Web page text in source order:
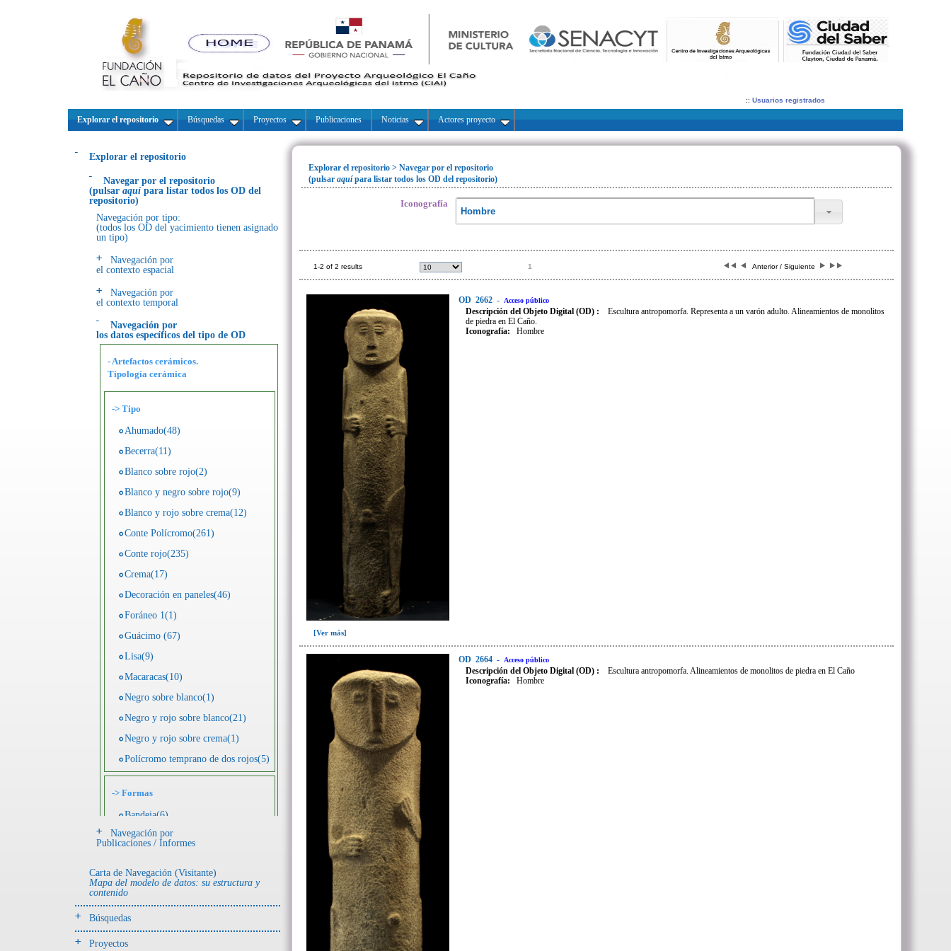
:: Usuarios registrados
Explorar el repositorio Búsquedas Proyectos Publicaciones Noticias Actores proyecto
Explorar el repositorio
Navegar por el repositorio
(pulsar aquí para listar todos los OD del
repositorio)
Navegación por tipo:
(todos los OD del yacimiento tienen asignado
un tipo)
Navegación por
el contexto espacial
Navegación por
el contexto temporal
Navegación por
los datos específicos del tipo de OD
- Artefactos cerámicos.
Tipología cerámica
-> Tipo
Ahumado(48)
Becerra(11)
Blanco sobre rojo(2)
Blanco y negro sobre rojo(9)
Blanco y rojo sobre crema(12)
Conte Polícromo(261)
Conte rojo(235)
Crema(17)
Decoración en paneles(46)
Foráneo 1(1)
Guácimo (67)
Lisa(9)
Macaracas(10)
Negro sobre blanco(1)
Negro y rojo sobre blanco(21)
Negro y rojo sobre crema(1)
Polícromo temprano de dos rojos(5)
-> Formas
Bandeja(6)
Botella(4)
Efigie antropomorfa(24)
Efigie híbrida(2)
Efigie zoomorfa(56)
Navegación por
Publicaciones / Informes
Carta de Navegación (Visitante)
Mapa del modelo de datos: su estructura y
contenido
Búsquedas
Proyectos
Explorar el repositorio > Navegar por el repositorio
(pulsar aquípara listar todos los OD del repositorio)
Iconografía
1-2 of 2 results 1 Anterior / Siguiente
OD 2662 - Acceso público
Descripción del Objeto Digital (OD) :
Escultura antropomorfa. Representa a un varón adulto. Alineamientos de monolitos
de piedra en El Caño.
Iconografía: Hombre
[Ver más]
OD 2664 - Acceso público
Descripción del Objeto Digital (OD) :
Escultura antropomorfa. Alineamientos de monolitos de piedra en El Caño
Iconografía: Hombre